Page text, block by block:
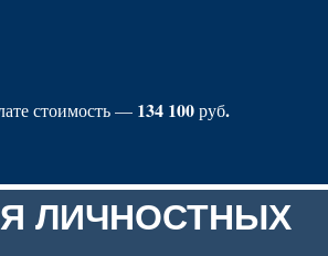
стоимость — 134 100руб.
ЛИЧНОСТНЫХ